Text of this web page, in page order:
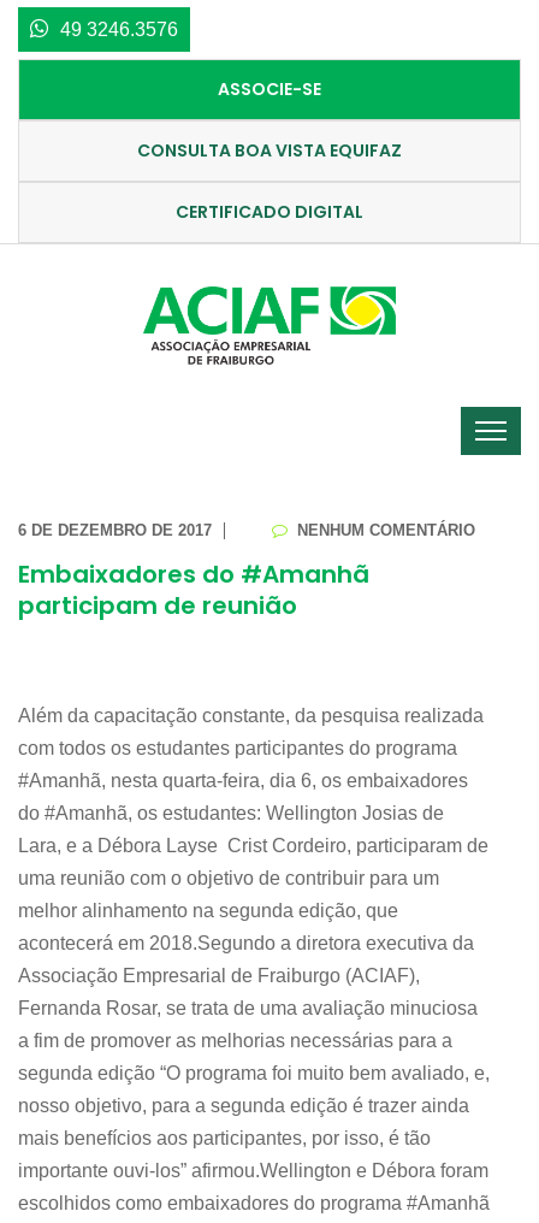
49 3246.3576
ASSOCIE-SE
CONSULTA BOA VISTA EQUIFAZ
CERTIFICADO DIGITAL
6 DE DEZEMBRO DE 2017 NENHUM COMENTÁRIO
Embaixadores do #Amanhã
participam de reunião
Além da capacitação constante, da pesquisa realizada
com todos os estudantes participantes do programa
#Amanhã, nesta quarta-feira, dia 6, os embaixadores
do #Amanhã, os estudantes: Wellington Josias de
Lara, e a Débora Layse Crist Cordeiro, participaram de
uma reunião com o objetivo de contribuir para um
melhor alinhamento na segunda edição, que
acontecerá em 2018.Segundo a diretora executiva da
Associação Empresarial de Fraiburgo (ACIAF),
Fernanda Rosar, se trata de uma avaliação minuciosa
a fim de promover as melhorias necessárias para a
segunda edição “O programa foi muito bem avaliado, e,
nosso objetivo, para a segunda edição é trazer ainda
mais benefícios aos participantes, por isso, é tão
importante ouvi-los” afirmou.Wellington e Débora foram
escolhidos como embaixadores do programa #Amanhã